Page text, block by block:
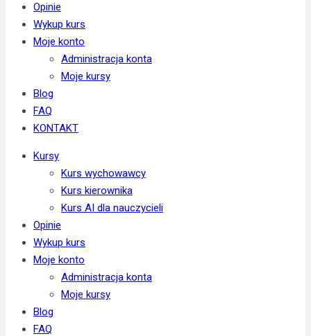
Opinie
Wykup kurs
Moje konto
Administracja konta
Moje kursy
Blog
FAQ
KONTAKT
Kursy
Kurs wychowawcy
Kurs kierownika
Kurs AI dla nauczycieli
Opinie
Wykup kurs
Moje konto
Administracja konta
Moje kursy
Blog
FAQ